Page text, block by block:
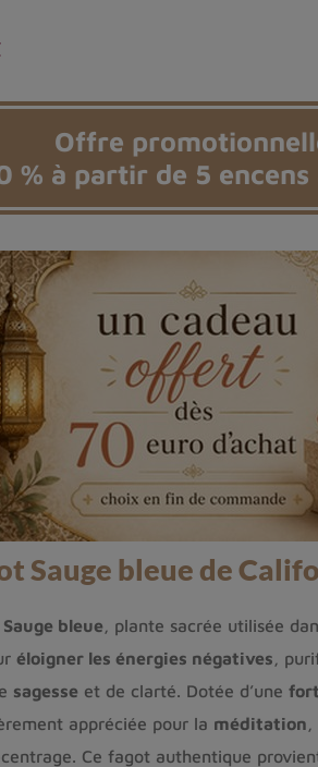
Offre
% à partir de 5 encens
Sauge bleue de
Sauge bleue , plante sacrée utilisée
éloigner les énergies négatives ,
sagesse et de clarté. Dotée d’une
appréciée pour la méditation
Ce fagot authentique